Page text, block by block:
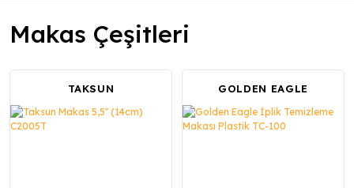
Makas Çeşitleri
TAKSUN GOLDEN EAGLE